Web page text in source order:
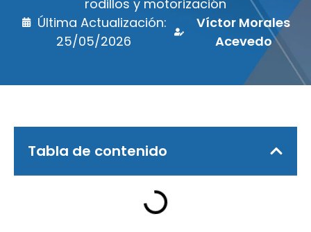
rodillos y motorización
Última Actualización:
25/05/2026
Víctor Morales
Acevedo
Tabla de contenido